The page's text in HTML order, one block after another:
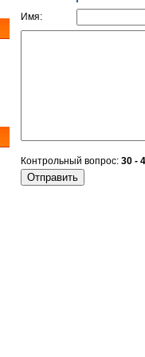
Имя:
Контрольный вопрос: 30 -